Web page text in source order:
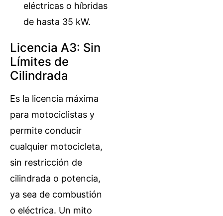
eléctricas o híbridas
de hasta 35 kW.
Licencia A3: Sin
Límites de
Cilindrada
Es la licencia máxima
para motociclistas y
permite conducir
cualquier motocicleta,
sin restricción de
cilindrada o potencia,
ya sea de combustión
o eléctrica. Un mito